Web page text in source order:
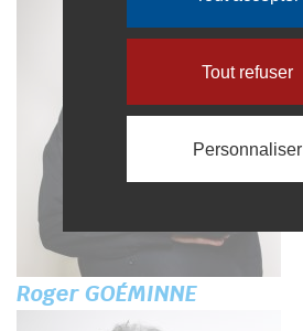
Roger GOÉMINNE
Tout refuser
Personnaliser